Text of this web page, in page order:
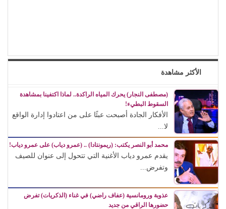
الأكثر مشاهدة
(مصطفى النجار) يحرك المياه الراكدة.. لماذا اكتفينا بمشاهدة
السقوط البطيء!
الأفكار الجادة أصبحت عبئًا على من اعتادوا إدارة الواقع
لا...
محمد أبو النصر يكتب: (ريمونتادا) .. (عمرو دياب) على عمرو دياب!
يقدم عمرو دياب الأغنية التي تتحول إلى عنوان للصيف
وتفرض...
عذوبة ورومانسية (عفاف راضي) في غناء (الذكريات) تفرض
حضورها الراقي من جديد